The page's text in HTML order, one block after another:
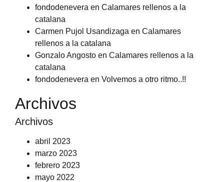
fondodenevera en Calamares rellenos a la
catalana
Carmen Pujol Usandizaga en Calamares
rellenos a la catalana
Gonzalo Angosto en Calamares rellenos a la
catalana
fondodenevera en Volvemos a otro ritmo..!!
Archivos
Archivos
abril 2023
marzo 2023
febrero 2023
mayo 2022